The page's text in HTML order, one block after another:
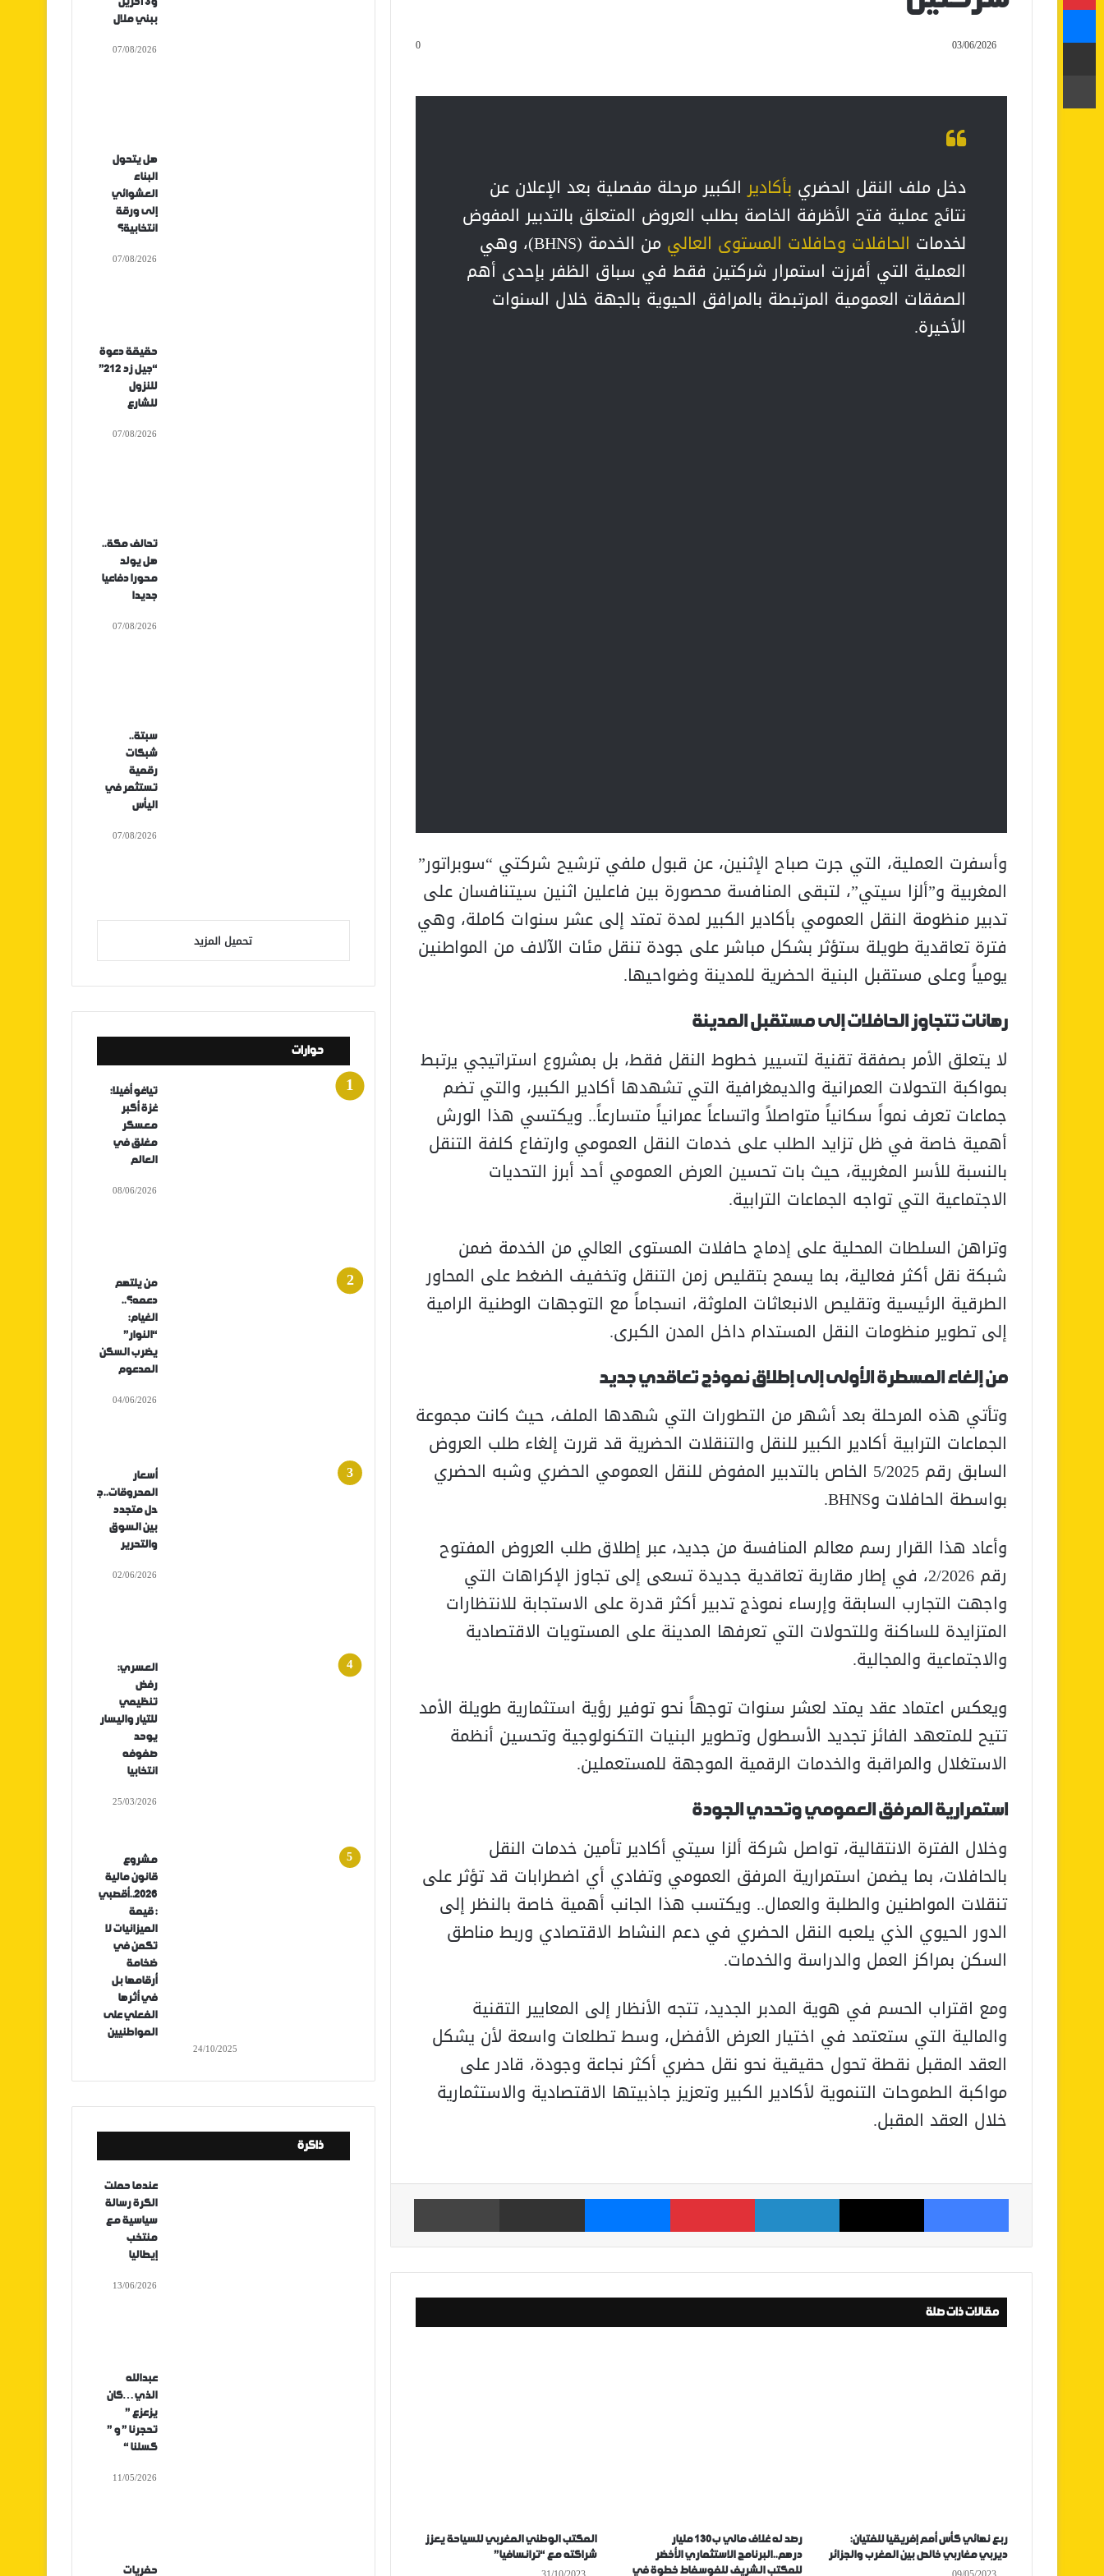
03/06/2026
0
دخل ملف النقل الحضري بأكاديرالكبير مرحلة مفصلية بعد الإعلان عن
نتائج عملية فتح الأظرفة الخاصة بطلب العروض المتعلق بالتدبير المفوض
لخدمات الحافلات وحافلات المستوى العالي
من الخدمة (BHNS)، وهي
العملية التي أفرزت استمرار شركتين فقط في سباق الظفر بإحدى أهم
الصفقات العمومية المرتبطة بالمرافق الحيوية بالجهة خلال السنوات
الأخيرة.
وأسفرت العملية، التي جرت صباح الإثنين، عن قبول ملفي ترشيح شركتي “سوبراتور”
المغربية و”ألزا سيتي”، لتبقى المنافسة محصورة بين فاعلين اثنين سيتنافسان على
تدبير منظومة النقل العمومي بأكادير الكبير لمدة تمتد إلى عشر سنوات كاملة، وهي
فترة تعاقدية طويلة ستؤثر بشكل مباشر على جودة تنقل مئات الآلاف من المواطنين
يومياً وعلى مستقبل البنية الحضرية للمدينة وضواحيها.
رهانات تتجاوز الحافلات إلى مستقبل المدينة
لا يتعلق الأمر بصفقة تقنية لتسيير خطوط النقل فقط، بل بمشروع استراتيجي يرتبط
بمواكبة التحولات العمرانية والديمغرافية التي تشهدها أكادير الكبير، والتي تضم
جماعات تعرف نمواً سكانياً متواصلاً واتساعاً عمرانياً متسارعاً.. ويكتسي هذا الورش
أهمية خاصة في ظل تزايد الطلب على خدمات النقل العمومي وارتفاع كلفة التنقل
بالنسبة للأسر المغربية، حيث بات تحسين العرض العمومي أحد أبرز التحديات
الاجتماعية التي تواجه الجماعات الترابية.
وتراهن السلطات المحلية على إدماج حافلات المستوى العالي من الخدمة ضمن
شبكة نقل أكثر فعالية، بما يسمح بتقليص زمن التنقل وتخفيف الضغط على المحاور
الطرقية الرئيسية وتقليص الانبعاثات الملوثة، انسجاماً مع التوجهات الوطنية الرامية
إلى تطوير منظومات النقل المستدام داخل المدن الكبرى.
من إلغاء المسطرة الأولى إلى إطلاق نموذج تعاقدي جديد
وتأتي هذه المرحلة بعد أشهر من التطورات التي شهدها الملف، حيث كانت مجموعة
الجماعات الترابية أكادير الكبير للنقل والتنقلات الحضرية قد قررت إلغاء طلب العروض
السابق رقم 5/2025 الخاص بالتدبير المفوض للنقل العمومي الحضري وشبه الحضري
بواسطة الحافلات وBHNS.
وأعاد هذا القرار رسم معالم المنافسة من جديد، عبر إطلاق طلب العروض المفتوح
رقم 2/2026، في إطار مقاربة تعاقدية جديدة تسعى إلى تجاوز الإكراهات التي
واجهت التجارب السابقة وإرساء نموذج تدبير أكثر قدرة على الاستجابة للانتظارات
المتزايدة للساكنة وللتحولات التي تعرفها المدينة على المستويات الاقتصادية
والاجتماعية والمجالية.
ويعكس اعتماد عقد يمتد لعشر سنوات توجهاً نحو توفير رؤية استثمارية طويلة الأمد
تتيح للمتعهد الفائز تجديد الأسطول وتطوير البنيات التكنولوجية وتحسين أنظمة
الاستغلال والمراقبة والخدمات الرقمية الموجهة للمستعملين.
استمرارية المرفق العمومي وتحدي الجودة
وخلال الفترة الانتقالية، تواصل شركة ألزا سيتي أكادير تأمين خدمات النقل
بالحافلات، بما يضمن استمرارية المرفق العمومي وتفادي أي اضطرابات قد تؤثر على
تنقلات المواطنين والطلبة والعمال.. ويكتسب هذا الجانب أهمية خاصة بالنظر إلى
الدور الحيوي الذي يلعبه النقل الحضري في دعم النشاط الاقتصادي وربط مناطق
السكن بمراكز العمل والدراسة والخدمات.
ومع اقتراب الحسم في هوية المدبر الجديد، تتجه الأنظار إلى المعايير التقنية
والمالية التي ستعتمد في اختيار العرض الأفضل، وسط تطلعات واسعة لأن يشكل
العقد المقبل نقطة تحول حقيقية نحو نقل حضري أكثر نجاعة وجودة، قادر على
مواكبة الطموحات التنموية لأكادير الكبير وتعزيز جاذبيتها الاقتصادية والاستثمارية
خلال العقد المقبل.
فيسبوك ‫X لينكدإن بينتيريست ماسنجر مشاركة عبر البريد
مقالات ذات صلة
ربع نهائي كأس أمم إفريقيا للفتيان:
ديربي مغاربي خالص بين المغرب والجزائر
رصد له غلاف مالي ب130 مليار
درهم..البرنامج الاستثماري الأخضر
للمكتب الشريف للفوسفاط خطوة في
المكتب الوطني المغربي للسياحة يعزز
شراكته مع “ترانسافيا”
ببني ملال
07/08/2026
هل يتحول
البناء
العشوائي
إلى ورقة
انتخابية؟
07/08/2026
حقيقة دعوة
“جيل زد 212”
للنزول
للشارع
07/08/2026
تحالف مكة..
هل يولد
محورا دفاعيا
جديدا
07/08/2026
سبتة..
شبكات
رقمية
تستثمر في
اليأس
07/08/2026
تحميل المزيد
حوارات
تياغو أفيلا:
غزة أكبر
معسكر
مغلق في
العالم
08/06/2026
من يلتهم
دعمه؟..
الغيام:
“النوار”
يضرب السكن
المدعوم
04/06/2026
أسعار
المحروقات..ج
دل متجدد
بين السوق
والتحرير
02/06/2026
العسري:
رفض
تنظيمي
للتيار واليسار
يوحد
صفوفه
انتخابيا
25/03/2026
مشروع
قانون مالية
2026..أقصبي
: قيمة
الميزانيات لا
تكمن في
ضخامة
أرقامها بل
في أثرها
الفعلي على
المواطنيين
24/10/2025
ذاكرة
عندما حملت
الكرة رسالة
سياسية مع
منتخب
إيطاليا
13/06/2026
عبدالله
الذي…كان
يزعزع ”
تحجرنا ” و ”
كسلنا “
11/05/2026
حفريات